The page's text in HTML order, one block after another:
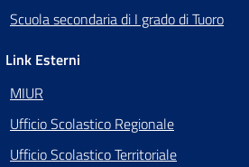
Scuola secondaria di I grado di Tuoro
Link Esterni
MIUR
Ufficio Scolastico Regionale
Ufficio Scolastico Territoriale